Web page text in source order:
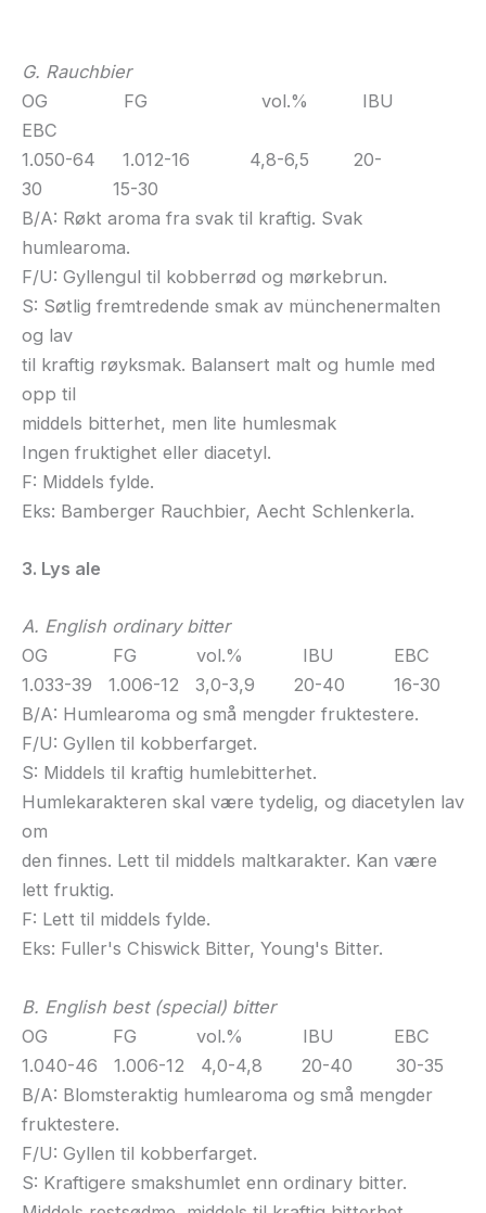
G. Rauchbier
OG FG vol.% IBU
EBC
1.050-64 1.012-16 4,8-6,5 20-
30 15-30
B/A: Røkt aroma fra svak til kraftig. Svak
humlearoma.
F/U: Gyllengul til kobberrød og mørkebrun.
S: Søtlig fremtredende smak av münchenermalten
og lav
til kraftig røyksmak. Balansert malt og humle med
opp til
middels bitterhet, men lite humlesmak
Ingen fruktighet eller diacetyl.
F: Middels fylde.
Eks: Bamberger Rauchbier, Aecht Schlenkerla.
3. Lys ale
A. English ordinary bitter
OG FG vol.% IBU EBC
1.033-39 1.006-12 3,0-3,9 20-40 16-30
B/A: Humlearoma og små mengder fruktestere.
F/U: Gyllen til kobberfarget.
S: Middels til kraftig humlebitterhet.
Humlekarakteren skal være tydelig, og diacetylen lav
om
den finnes. Lett til middels maltkarakter. Kan være
lett fruktig.
F: Lett til middels fylde.
Eks: Fuller's Chiswick Bitter, Young's Bitter.
B. English best (special) bitter
OG FG vol.% IBU EBC
1.040-46 1.006-12 4,0-4,8 20-40 30-35
B/A: Blomsteraktig humlearoma og små mengder
fruktestere.
F/U: Gyllen til kobberfarget.
S: Kraftigere smakshumlet enn ordinary bitter.